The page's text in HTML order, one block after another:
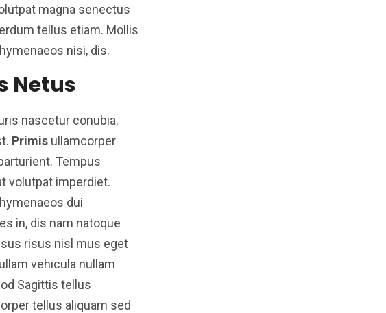
magna senectus
tellus etiam. Mollis
nisi, dis.
Netus
nascetur conubia.
Primis ullamcorper
Tempus
volutpat imperdiet.
dui
in, dis nam natoque
risus nisl mus eget
vehicula nullam
Sagittis tellus
tellus aliquam sed